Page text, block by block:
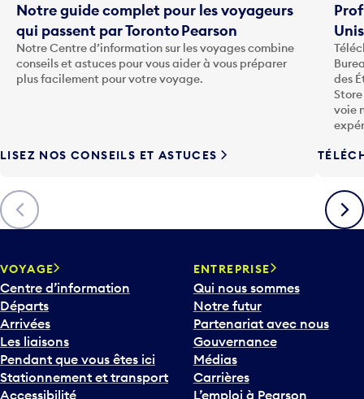
qui passent par Toronto Pearson
Notre Centre d’information sur les voyages combine
conseils et astuces pour vous aider à vous préparer
plus facilement pour votre voyage.
des
voie
Centre d’information
Départs
Arrivées
Les liaisons
Pendant que vous êtes ici
Stationnement et transport
Accessibilité
Qui nous sommes
Notre futur
Partenariat avec nous
Gouvernance
Médias
Carrières
L’emploi à Pearson